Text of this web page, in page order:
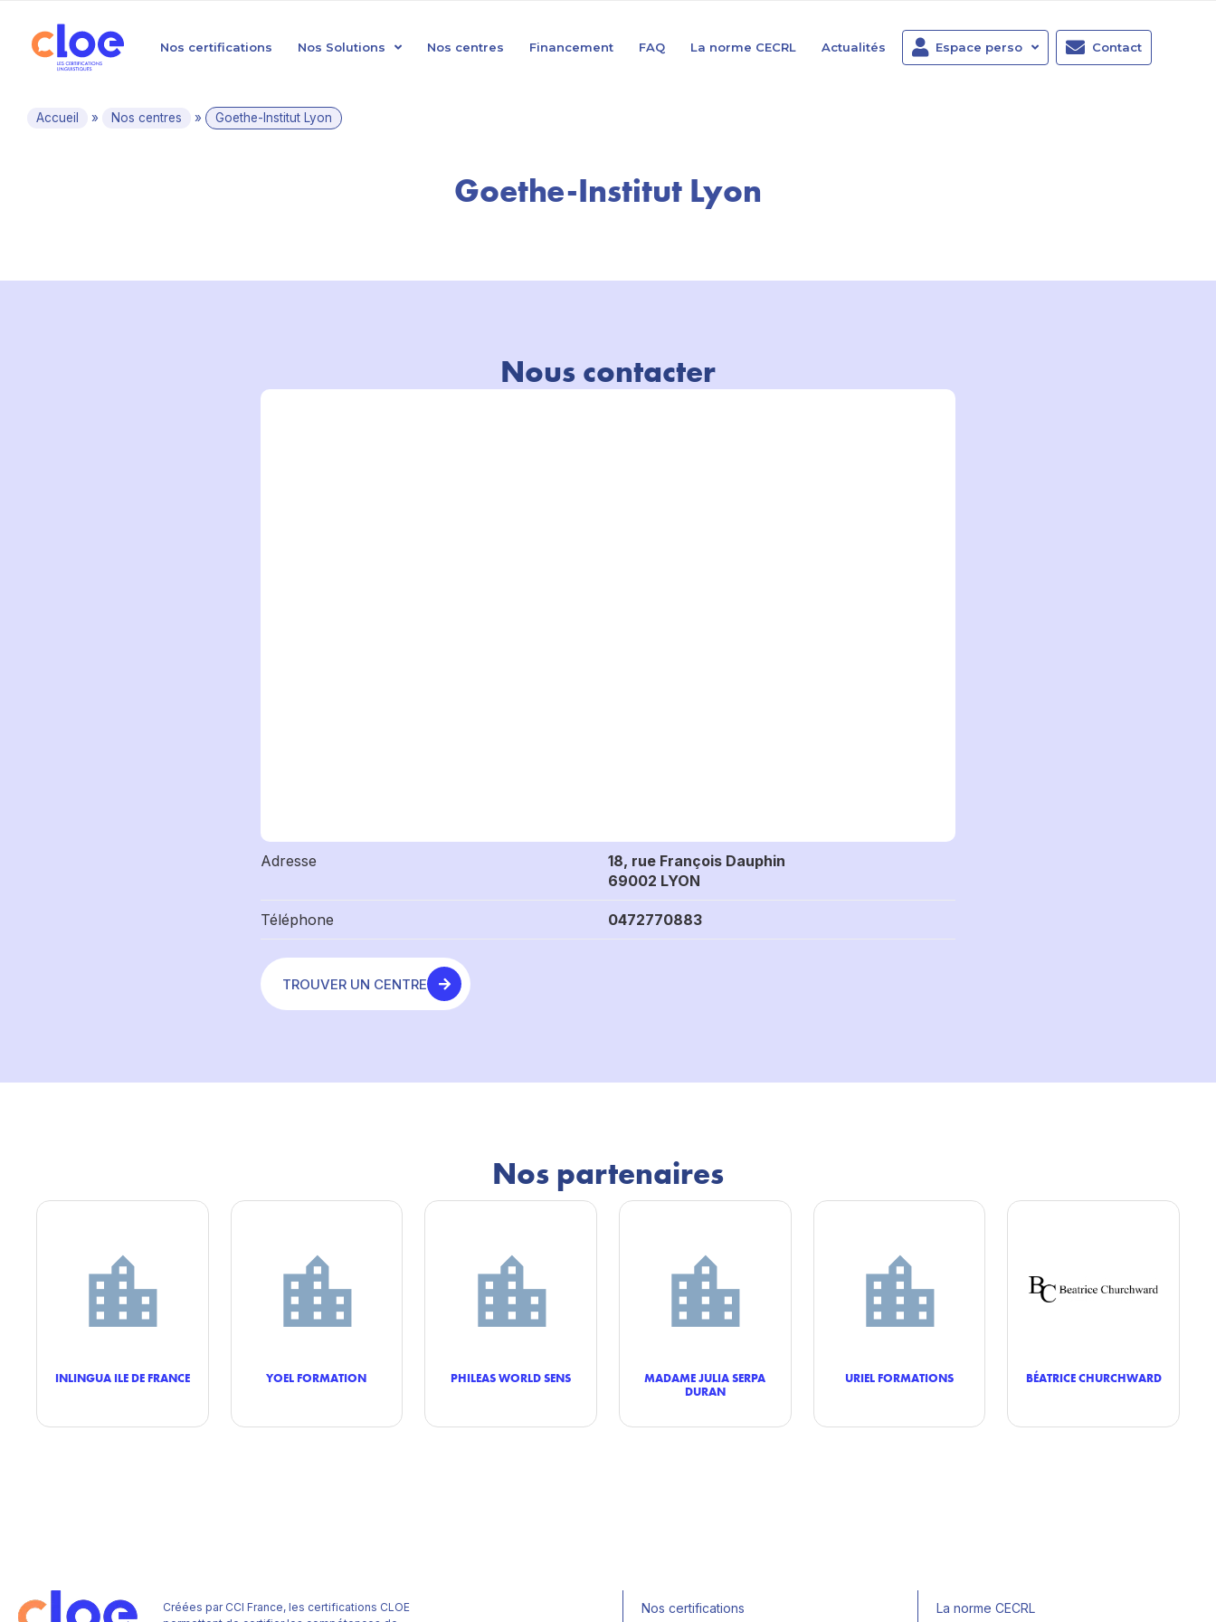
Nos certifications Nos Solutions Nos centres Financement FAQ La norme CECRL Actualités Espace perso Contact
Accueil » Nos centres » Goethe-Institut Lyon
Goethe-Institut Lyon
Nous contacter
Adresse
18, rue François Dauphin
69002 LYON
Téléphone 0472770883
TROUVER UN CENTRE
Nos partenaires
INLINGUA ILE DE FRANCE YOEL FORMATION PHILEAS WORLD SENS
MADAME JULIA SERPA
DURAN
URIEL FORMATIONS BÉATRICE CHURCHWARD
Créées par CCI France, les certifications CLOE
Nos certifications La norme CECRL